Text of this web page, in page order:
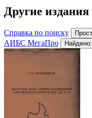
Другие издания
Справка по поиску
АИБС МегаПро
Найдено: